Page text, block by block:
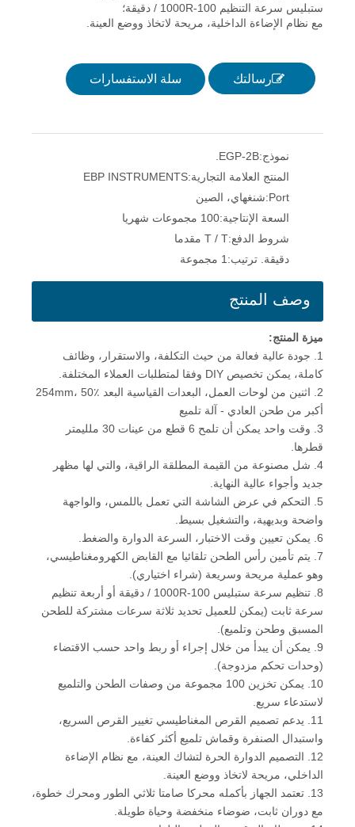
ستبليس سرعة التنظيم 100-1000R / دقيقة؛
مع نظام الإضاءة الداخلية، مريحة لاتخاذ ووضع العينة.
رسالتك سلة الاستفسارات
نموذج:EGP-2B.
المنتج العلامة التجارية:EBP INSTRUMENTS
Port: شنغهاي، الصين
السعة الإنتاجية:100 مجموعات شهريا
شروط الدفع:T / T مقدما
دقيقة. ترتيب: 1 مجموعة
وصف المنتج
ميزة المنتج:
1. جودة عالية فعالة من حيث التكلفة، والاستقرار، وظائف
كاملة، يمكن تخصيص DIY وفقا لمتطلبات العملاء المختلفة.
2. اثنين من لوحات العمل، البعدات القياسية البعد 254mm، 50٪
أكبر من طحن العادي - آلة تلميع
3. وقت واحد يمكن أن تلمح 6 قطع من عينات 30 ملليمتر
قطرها.
4. شل مصنوعة من القيمة المطلقة الراقية، والتي لها مظهر
جديد وأجواء عالية النهاية.
5. التحكم في عرض الشاشة التي تعمل باللمس، والواجهة
واضحة وبديهية، والتشغيل بسيط.
6. يمكن تعيين وقت الاختبار، السرعة الدوارة والضغط.
7. يتم تأمين رأس الطحن تلقائيا مع القابض الكهرومغناطيسي،
وهو عملية مريحة وسريعة (شراء اختياري).
8. تنظيم سرعة ستبليس 100-1000R / دقيقة أو أربعة تنظيم
سرعة ثابت (يمكن للعميل تحديد ثلاثة سرعات مشتركة للطحن
المسبق وطحن وتلميع).
9. يمكن أن يبدأ من خلال إجراء أو ربط واحد حسب الاقتضاء
(وحدات تحكم مزدوجة).
10. يمكن تخزين 100 مجموعة من وصفات الطحن والتلميع
لاستدعاء سريع.
11. يدعم تصميم القرص المغناطيسي تغيير القرص السريع،
واستبدال الصنفرة وقماش تلميع أكثر كفاءة.
12. التصميم الدوارة الحرة لتشاك العينة، مع نظام الإضاءة
الداخلي، مريحة لاتخاذ ووضع العينة.
13. تعتمد الجهاز بأكمله محركا صامتا ثلاثي الطور ومحرك خطوة،
مع دوران ثابت، ضوضاء منخفضة وحياة طويلة.